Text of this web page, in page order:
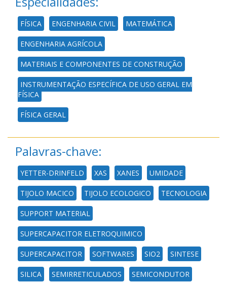
FÍSICA ENGENHARIA CIVIL MATEMÁTICA
ENGENHARIA AGRÍCOLA
MATERIAIS E COMPONENTES DE CONSTRUÇÃO
INSTRUMENTAÇÃO ESPECÍFICA DE USO GERAL EM
FÍSICA
FÍSICA GERAL
Palavras-chave:
YETTER-DRINFELD XAS XANES UMIDADE
TIJOLO MACICO TIJOLO ECOLOGICO TECNOLOGIA
SUPPORT MATERIAL
SUPERCAPACITOR ELETROQUIMICO
SUPERCAPACITOR SOFTWARES SIO2 SINTESE
SILICA SEMIRRETICULADOS SEMICONDUTOR